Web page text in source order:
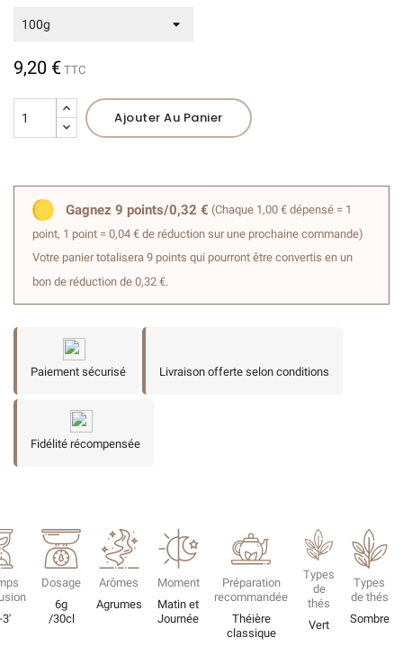
9,20 € TTC
Ajouter Au Panier
Gagnez 9 points/0,32 € (Chaque 1,00 € dépensé = 1
point, 1 point = 0,04 € de réduction sur une prochaine commande)
Votre panier totalisera 9 points qui pourront être convertis en un
bon de réduction de 0,32 €.
Paiement sécurisé Livraison offerte selon conditions
Fidélité récompensée
3'
Dosage
6g
/30cl
Arômes
Agrumes
Moment
Matin et
Journée
Préparation
recommandée
Théière
classique
Types
de
thés
Vert
Types
de thés
Sombre